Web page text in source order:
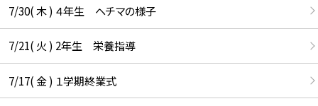
7/30( 木 ) ４年生 ヘチマの様子
7/21( 火 ) 2年生 栄養指導
7/17( 金 ) １学期終業式